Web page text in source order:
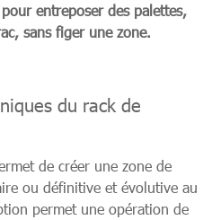
entreposer des palettes,
sans figer une zone.
du rack de
de créer une zone de
ou définitive et évolutive au
permet une opération de